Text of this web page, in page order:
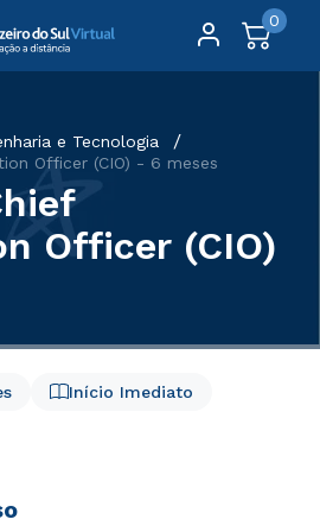
0
e Tecnologia
Officer (CIO) - 6 meses
Officer (CIO)
Início Imediato